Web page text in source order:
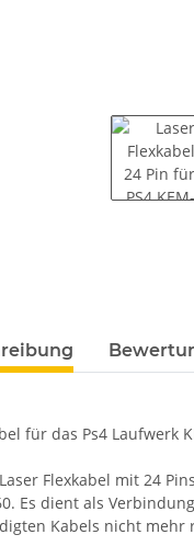
anzeigen
für das Ps4 Laufwerk
Flexkabel mit 24
Es dient als
Kabels nicht mehr